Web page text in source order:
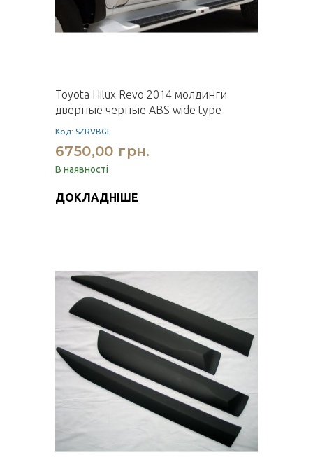
Toyota Hilux Revo 2014 молдинги
дверные черные ABS wide type
Код: SZRVBGL
6750,00 грн.
В наявності
ДОКЛАДНІШЕ